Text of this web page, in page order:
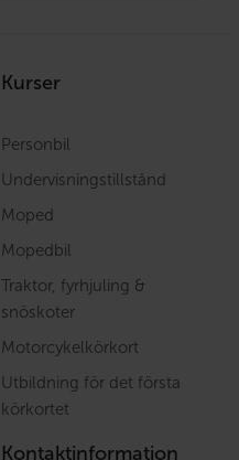
Kurser
Personbil
Undervisningstillstånd
Moped
Mopedbil
Traktor, fyrhjuling &
snöskoter
Motorcykelkörkort
Utbildning för det första
körkortet
Kontaktinformation